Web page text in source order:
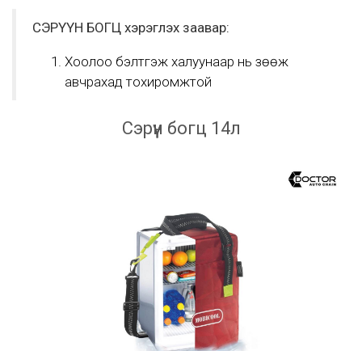
СЭРҮҮН БОГЦ хэрэглэх заавар:
Хоолоо бэлтгэж халуунаар нь зөөж
авчрахад тохиромжтой
Сэрүүн богц 14л